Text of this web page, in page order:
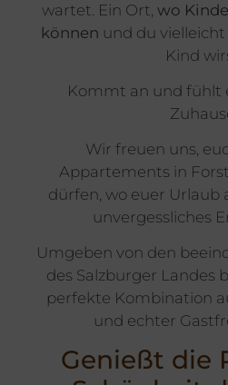
wartet. Ein Ort, wo
können und du
Kind
Kommt an und fühlt
Wir freuen uns,
Appartements in
dürfen, wo euer Urlaub
unvergessliches
Umgeben von den
des Salzburger Landes
perfekte Kombination
und echter
Genießt die